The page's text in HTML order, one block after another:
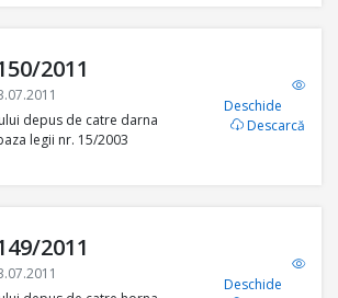
2011
depus de catre darna
legii nr. 15/2003
Deschide
Descarcă
2011
Deschide